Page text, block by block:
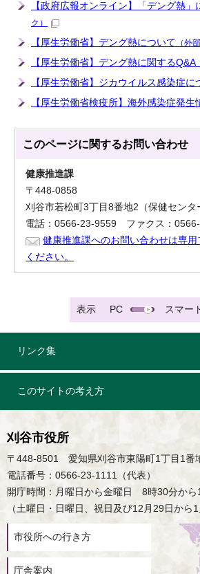
【政府広報オンライン】「デング熱」
ク）
【厚生労働省】デング熱について （外
【厚生労働省】デング熱に関するQ&A
【厚生労働省】ジカウイルス感染症に
【厚生労働省検疫所】海外感染症発生
このページに関するお問い合わせ
健康推進課
〒448-0858
刈谷市若松町3丁目8番地2（保健センタ
電話：0566-23-9559 ファクス：
健康推進課へのお問い合わせは専用
ください。
表示 PC スマー
リンク集
このサイトの考え方
刈谷市役所
〒448-8501 愛知県刈谷市東陽町1丁目1番
電話番号：0566-23-1111（代表）
開庁時間：月曜日から金曜日 8時30分から
（土曜日・日曜日、祝日及び12月29日から1
市役所への行き方
庁舎案内